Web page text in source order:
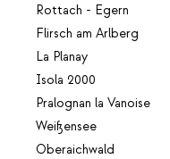
Rottach - Egern
Flirsch am Arlberg
La Planay
Isola 2000
Pralognan la Vanoise
Weißensee
Oberaichwald